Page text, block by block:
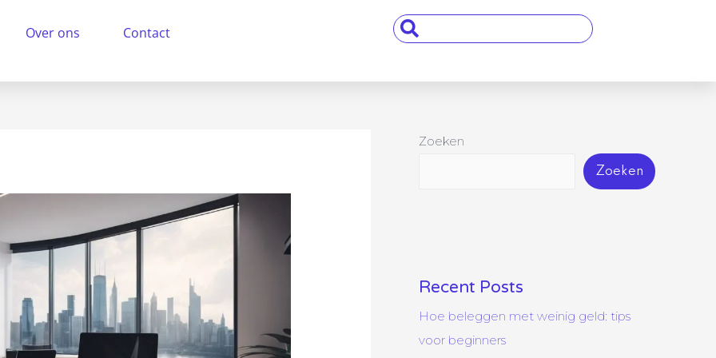
Over ons Contact
Search
...
Zoeken
Zoeken
Recent Posts
Hoe beleggen met weinig geld: tips
voor beginners